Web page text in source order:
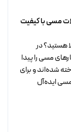
زیورآلات مسی با کیفیت
هستید؟ در
مسی را پیدا
شده‌اند و برای
ایده‌آل